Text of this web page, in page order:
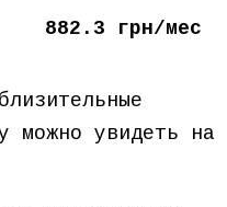
882.3 грн/мес
можно увидеть на